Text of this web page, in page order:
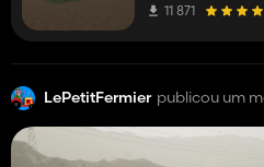
11 871
LePetitFermier publicou um